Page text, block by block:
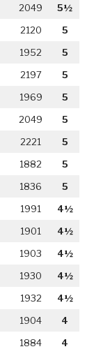
2049
5½
2120
5
1952
5
2197
5
1969
5
2049
5
2221
5
1882
5
1836
5
1991
4½
1901
4½
1903
4½
1930
4½
1932
4½
1904
4
1884 4